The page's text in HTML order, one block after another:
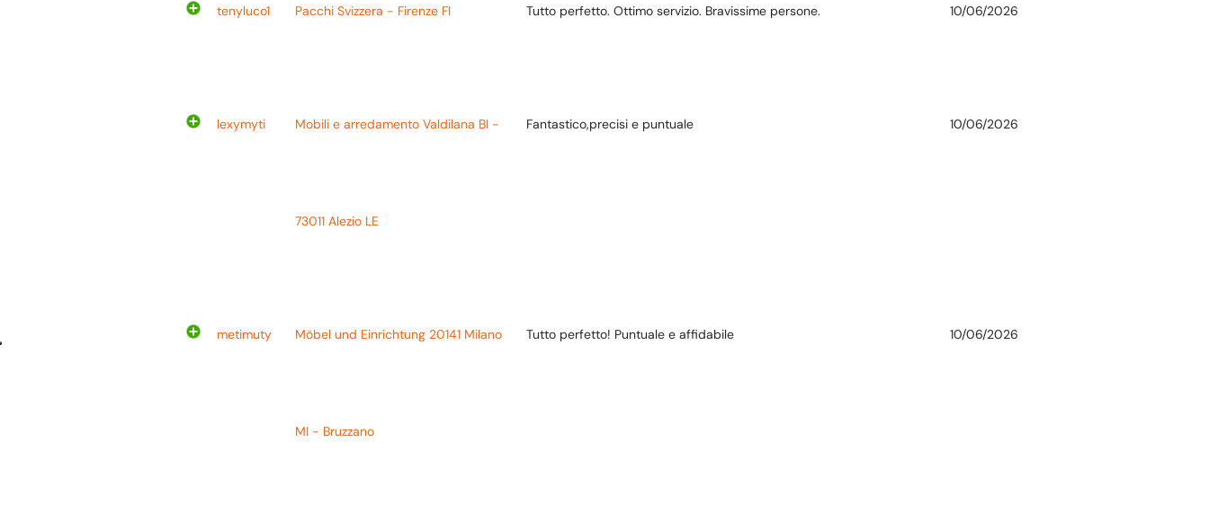
tenyluco1 Pacchi Svizzera - Firenze FI Tutto perfetto. Ottimo servizio. Bravissime persone. 10/06/2026
lexymyti Mobili e arredamento Valdilana BI -
73011 Alezio LE
Fantastico,precisi e puntuale 10/06/2026
metimuty Möbel und Einrichtung 20141 Milano
MI - Bruzzano
Tutto perfetto! Puntuale e affidabile 10/06/2026